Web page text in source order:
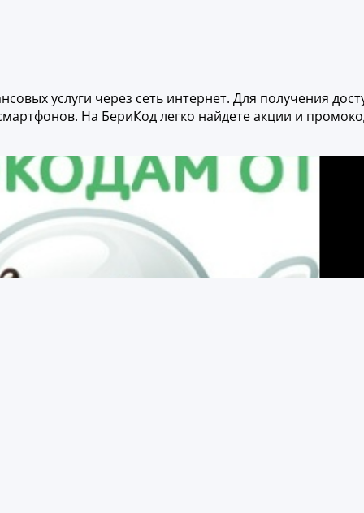
услуги через сеть интернет. Для получения
На БериКод легко найдете акции и